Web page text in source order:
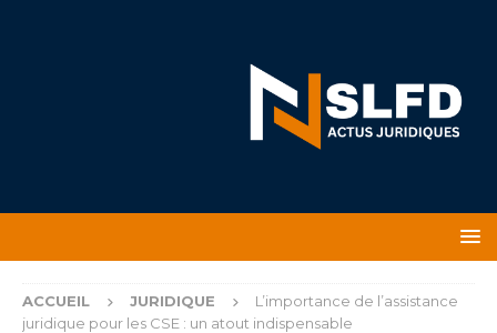
ACCUEIL JURIDIQUE
L’importance de l’assistance
juridique pour les CSE : un atout indispensable